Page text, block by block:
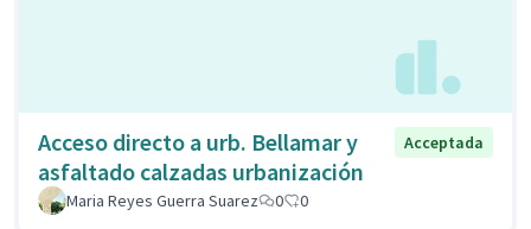
Acceso directo a urb. Bellamar y
asfaltado calzadas urbanización
Acceptada
Maria Reyes Guerra Suarez 0 0